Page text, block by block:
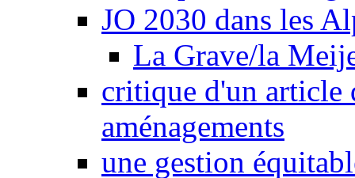
JO 2030 dans les
La Grave/la
critique d'un article
aménagements
une gestion